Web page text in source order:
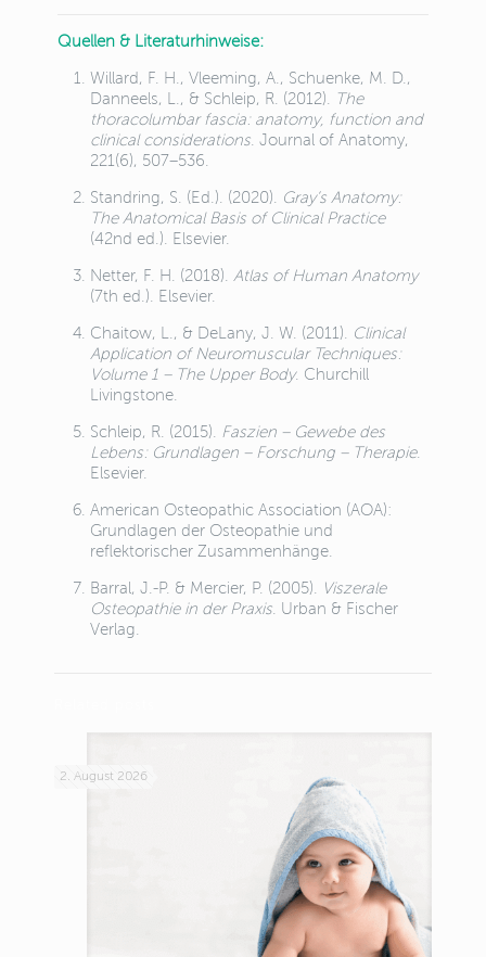
Quellen & Literaturhinweise:
Willard, F. H., Vleeming, A., Schuenke, M. D.,
Danneels, L., & Schleip, R. (2012). The
thoracolumbar fascia: anatomy, function and
clinical considerations. Journal of Anatomy,
221(6), 507–536.
Standring, S. (Ed.). (2020). Gray’s Anatomy:
The Anatomical Basis of Clinical Practice
(42nd ed.). Elsevier.
Netter, F. H. (2018).Atlas of Human Anatomy
(7th ed.). Elsevier.
Chaitow, L., & DeLany, J. W. (2011). Clinical
Application of Neuromuscular Techniques:
Volume 1 – The Upper Body. Churchill
Livingstone.
Schleip, R. (2015). Faszien – Gewebe des
Lebens: Grundlagen – Forschung – Therapie.
Elsevier.
American Osteopathic Association (AOA):
Grundlagen der Osteopathie und
reflektorischer Zusammenhänge.
Barral, J.-P. & Mercier, P. (2005). Viszerale
Osteopathie in der Praxis. Urban & Fischer
Verlag.
2. August 2026